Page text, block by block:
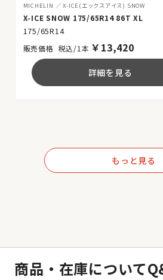
MICHELIN X-ICE(エックスアイス) SNOW
X-ICE SNOW 175/65R14 86T XL
175/65R14
税込/1本 ￥ 13,420
詳細を見る
もっと見る
商品・在庫について